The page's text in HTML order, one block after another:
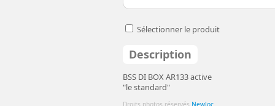
Sélectionner le produit
Description
BSS DI BOX AR133 active
"le standard"
Droits photos réservés Newloc